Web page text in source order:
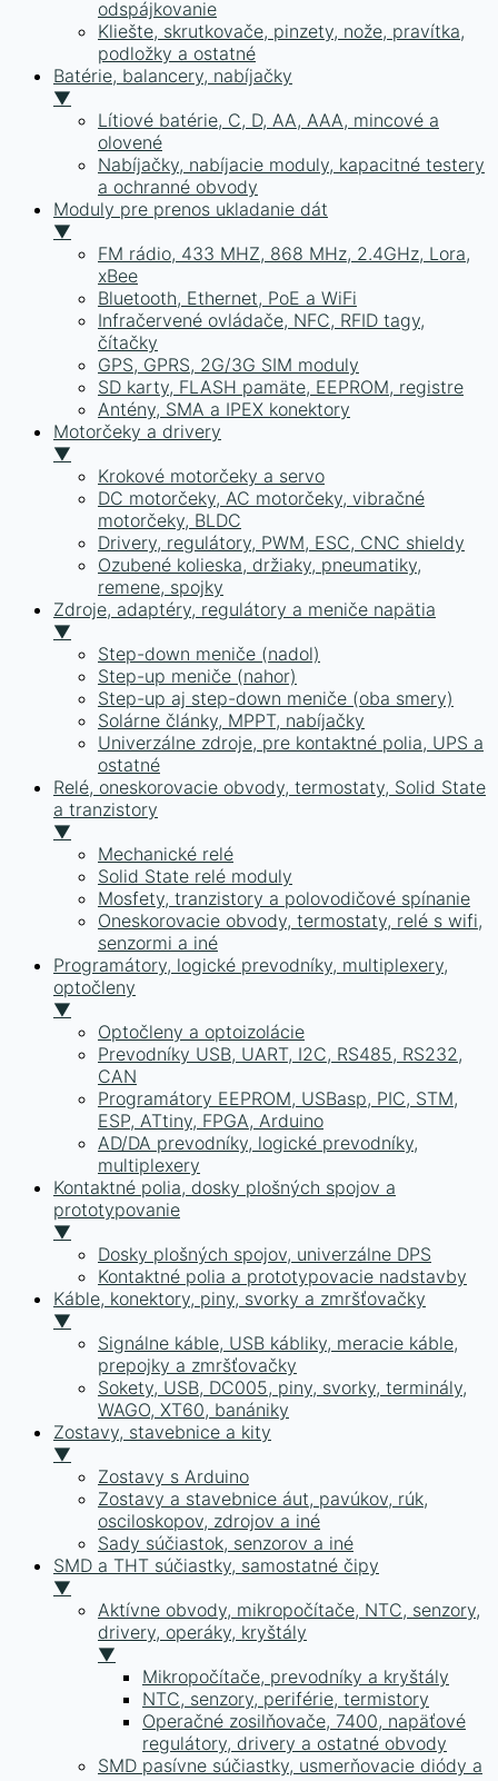
odspájkovanie
Kliešte, skrutkovače, pinzety, nože, pravítka,
podložky a ostatné
Batérie, balancery, nabíjačky
▼
Lítiové batérie, C, D, AA, AAA, mincové a
olovené
Nabíjačky, nabíjacie moduly, kapacitné testery
a ochranné obvody
Moduly pre prenos ukladanie dát
▼
FM rádio, 433 MHZ, 868 MHz, 2.4GHz, Lora,
xBee
Bluetooth, Ethernet, PoE a WiFi
Infračervené ovládače, NFC, RFID tagy,
čítačky
GPS, GPRS, 2G/3G SIM moduly
SD karty, FLASH pamäte, EEPROM, registre
Antény, SMA a IPEX konektory
Motorčeky a drivery
▼
Krokové motorčeky a servo
DC motorčeky, AC motorčeky, vibračné
motorčeky, BLDC
Drivery, regulátory, PWM, ESC, CNC shieldy
Ozubené kolieska, držiaky, pneumatiky,
remene, spojky
Zdroje, adaptéry, regulátory a meniče napätia
▼
Step-down meniče (nadol)
Step-up meniče (nahor)
Step-up aj step-down meniče (oba smery)
Solárne články, MPPT, nabíjačky
Univerzálne zdroje, pre kontaktné polia, UPS a
ostatné
Relé, oneskorovacie obvody, termostaty, Solid State
a tranzistory
▼
Mechanické relé
Solid State relé moduly
Mosfety, tranzistory a polovodičové spínanie
Oneskorovacie obvody, termostaty, relé s wifi,
senzormi a iné
Programátory, logické prevodníky, multiplexery,
optočleny
▼
Optočleny a optoizolácie
Prevodníky USB, UART, I2C, RS485, RS232,
CAN
Programátory EEPROM, USBasp, PIC, STM,
ESP, ATtiny, FPGA, Arduino
AD/DA prevodníky, logické prevodníky,
multiplexery
Kontaktné polia, dosky plošných spojov a
prototypovanie
▼
Dosky plošných spojov, univerzálne DPS
Kontaktné polia a prototypovacie nadstavby
Káble, konektory, piny, svorky a zmršťovačky
▼
Signálne káble, USB kábliky, meracie káble,
prepojky a zmršťovačky
Sokety, USB, DC005, piny, svorky, terminály,
WAGO, XT60, banániky
Zostavy, stavebnice a kity
▼
Zostavy s Arduino
Zostavy a stavebnice áut, pavúkov, rúk,
osciloskopov, zdrojov a iné
Sady súčiastok, senzorov a iné
SMD a THT súčiastky, samostatné čipy
▼
Aktívne obvody, mikropočítače, NTC, senzory,
drivery, operáky, kryštály
▼
Mikropočítače, prevodníky a kryštály
NTC, senzory, periférie, termistory
Operačné zosilňovače, 7400, napäťové
regulátory, drivery a ostatné obvody
SMD pasívne súčiastky, usmerňovacie diódy a